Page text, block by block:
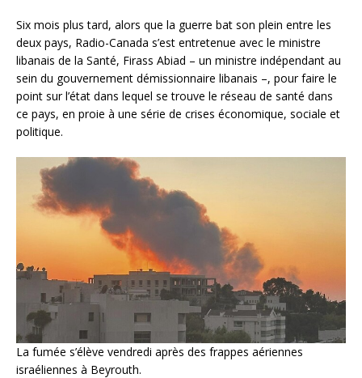
Six mois plus tard, alors que la guerre bat son plein entre les
deux pays, Radio-Canada s’est entretenue avec le ministre
libanais de la Santé, Firass Abiad – un ministre indépendant au
sein du gouvernement démissionnaire libanais –, pour faire le
point sur l’état dans lequel se trouve le réseau de santé dans
ce pays, en proie à une série de crises économique, sociale et
politique.
La fumée s’élève vendredi après des frappes aériennes
israéliennes à Beyrouth.